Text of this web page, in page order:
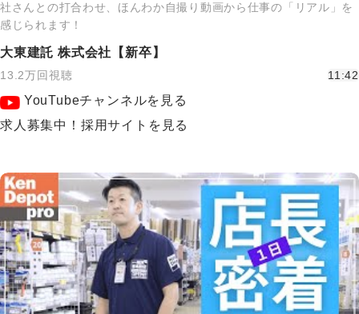
社さんとの打合わせ、ほんわか自撮り動画から仕事の「リアル」を
感じられます！
大東建託 株式会社【新卒】
13.2万回視聴 11:42
YouTubeチャンネルを見る
求人募集中！採用サイトを見る